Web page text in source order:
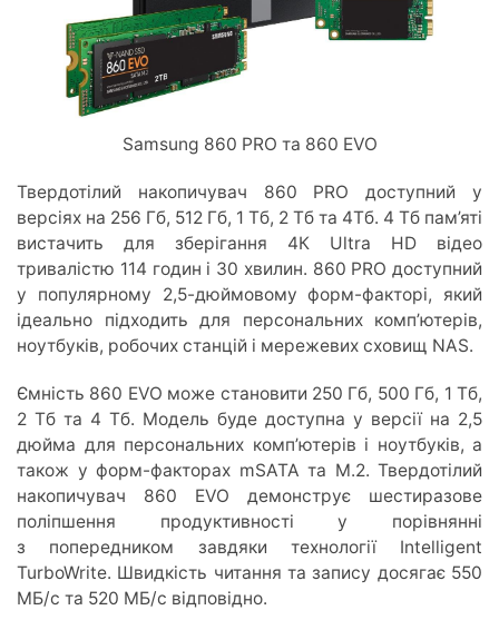
Samsung 860 PRO та 860 EVO
Твердотілий накопичувач 860 PRO доступний у
версіях на 256 Гб, 512 Гб, 1 Тб, 2 Тб та 4Тб. 4 Тб пам’яті
вистачить для зберігання 4К Ultra HD відео
тривалістю 114 годин і 30 хвилин. 860 PRO доступний
у популярному 2,5-дюймовому форм-факторі, який
ідеально підходить для персональних комп’ютерів,
ноутбуків, робочих станцій і мережевих сховищ NAS.
Ємність 860 EVO може становити 250 Гб, 500 Гб, 1 Тб,
2 Тб та 4 Тб. Модель буде доступна у версії на 2,5
дюйма для персональних комп’ютерів і ноутбуків, а
також у форм-факторах mSATA та M.2. Твердотілий
накопичувач 860 EVO демонструє шестиразове
поліпшення продуктивності у порівнянні
з попередником завдяки технології Intelligent
TurboWrite. Швидкість читання та запису досягає 550
МБ/с та 520 МБ/с відповідно.